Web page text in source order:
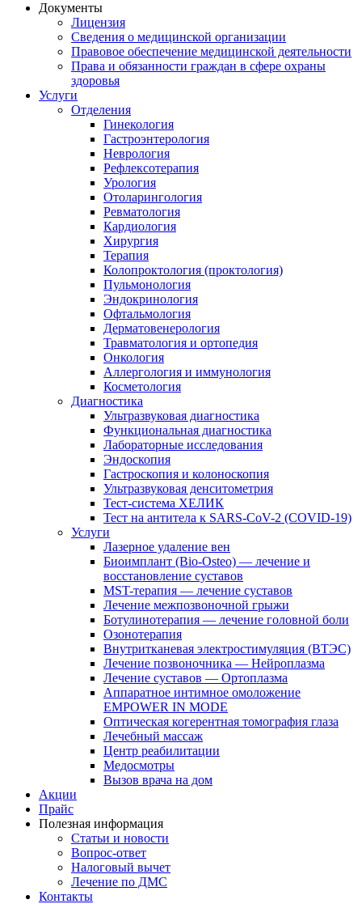
Документы
Лицензия
Сведения о медицинской организации
Правовое обеспечение медицинской деятельности
Права и обязанности граждан в сфере охраны
здоровья
Услуги
Отделения
Гинекология
Гастроэнтерология
Неврология
Рефлексотерапия
Урология
Отоларингология
Ревматология
Кардиология
Хирургия
Терапия
Колопроктология (проктология)
Пульмонология
Эндокринология
Офтальмология
Дерматовенерология
Травматология и ортопедия
Онкология
Аллергология и иммунология
Косметология
Диагностика
Ультразвуковая диагностика
Функциональная диагностика
Лабораторные исследования
Эндоскопия
Гастроскопия и колоноскопия
Ультразвуковая денситометрия
Тест-система ХЕЛИК
Тест на антитела к SARS-CoV-2 (COVID-19)
Услуги
Лазерное удаление вен
Биоимплант (Bio-Osteo) — лечение и
восстановление суставов
MST-терапия — лечение суставов
Лечение межпозвоночной грыжи
Ботулинотерапия — лечение головной боли
Озонотерапия
Внутритканевая электростимуляция (ВТЭС)
Лечение позвоночника — Нейроплазма
Лечение суставов — Ортоплазма
Аппаратное интимное омоложение
EMPOWER IN MODE
Оптическая когерентная томография глаза
Лечебный массаж
Центр реабилитации
Медосмотры
Вызов врача на дом
Акции
Прайс
Полезная информация
Статьи и новости
Вопрос-ответ
Налоговый вычет
Лечение по ДМС
Контакты